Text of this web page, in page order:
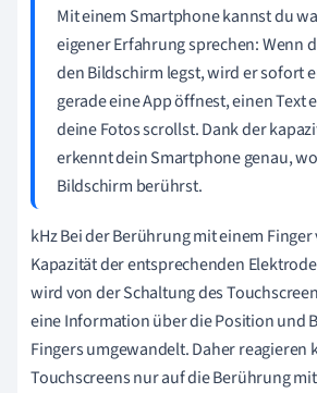
Mit einem Smartphone kannst du
eigener Erfahrung sprechen: Wenn
den Bildschirm legst, wird er sofort
gerade eine App öffnest, einen Text
deine Fotos scrollst. Dank der
erkennt dein Smartphone genau,
Bildschirm berührst.
kHz Bei der Berührung mit einem
Kapazität der entsprechenden
wird von der Schaltung des
eine Information über die Position und
Fingers umgewandelt. Daher reagieren
Touchscreens nur auf die Berührung